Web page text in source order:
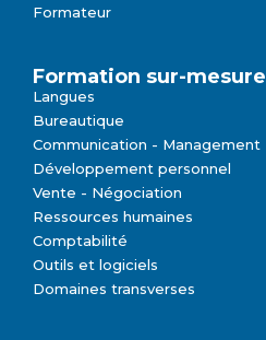
Formateur
Formation sur-mesure
Langues
Bureautique
Communication - Management
Développement personnel
Vente - Négociation
Ressources humaines
Comptabilité
Outils et logiciels
Domaines transverses